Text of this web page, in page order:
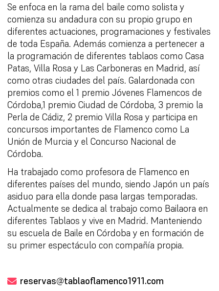
Se enfoca en la rama del baile como solista y
comienza su andadura con su propio grupo en
diferentes actuaciones, programaciones y festivales
de toda España. Además comienza a pertenecer a
la programación de diferentes tablaos como Casa
Patas, Villa Rosa y Las Carboneras en Madrid, así
como otras ciudades del país. Galardonada con
premios como el 1 premio Jóvenes Flamencos de
Córdoba,1 premio Ciudad de Córdoba, 3 premio la
Perla de Cádiz, 2 premio Villa Rosa y participa en
concursos importantes de Flamenco como La
Unión de Murcia y el Concurso Nacional de
Córdoba.
Ha trabajado como profesora de Flamenco en
diferentes países del mundo, siendo Japón un país
asiduo para ella donde pasa largas temporadas.
Actualmente se dedica al trabajo como Bailaora en
diferentes Tablaos y vive en Madrid. Manteniendo
su escuela de Baile en Córdoba y en formación de
su primer espectáculo con compañía propia.
reservas@tablaoflamenco1911.com